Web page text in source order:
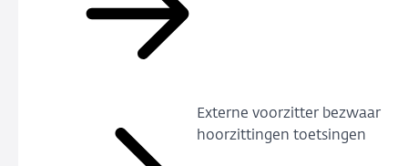
Externe voorzitter bezwaar
hoorzittingen toetsingen